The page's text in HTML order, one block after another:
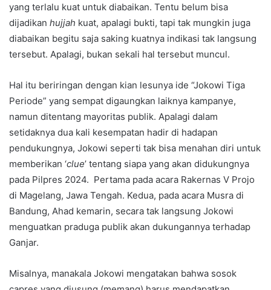
yang terlalu kuat untuk diabaikan. Tentu belum bisa
dijadikan hujjah kuat, apalagi bukti, tapi tak mungkin juga
diabaikan begitu saja saking kuatnya indikasi tak langsung
tersebut. Apalagi, bukan sekali hal tersebut muncul.
Hal itu beriringan dengan kian lesunya ide “Jokowi Tiga
Periode” yang sempat digaungkan laiknya kampanye,
namun ditentang mayoritas publik. Apalagi dalam
setidaknya dua kali kesempatan hadir di hadapan
pendukungnya, Jokowi seperti tak bisa menahan diri untuk
memberikan ‘clue’ tentang siapa yang akan didukungnya
pada Pilpres 2024. Pertama pada acara Rakernas V Projo
di Magelang, Jawa Tengah. Kedua, pada acara Musra di
Bandung, Ahad kemarin, secara tak langsung Jokowi
menguatkan praduga publik akan dukungannya terhadap
Ganjar.
Misalnya, manakala Jokowi mengatakan bahwa sosok